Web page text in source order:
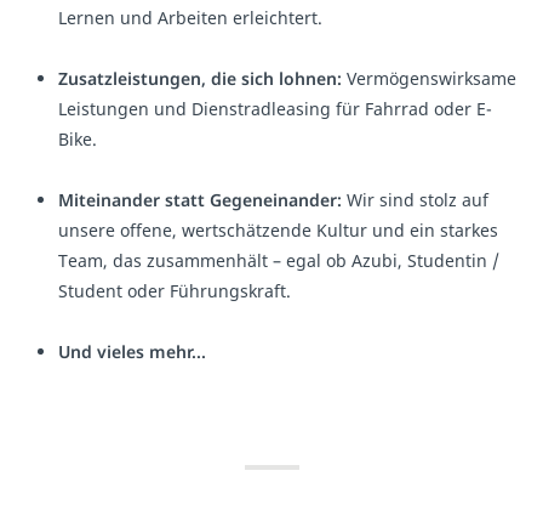
Lernen und Arbeiten erleichtert.
Zusatzleistungen, die sich lohnen: Vermögenswirksame
Leistungen und Dienstradleasing für Fahrrad oder E-
Bike.
Miteinander statt Gegeneinander: Wir sind stolz auf
unsere offene, wertschätzende Kultur und ein starkes
Team, das zusammenhält – egal ob Azubi, Studentin /
Student oder Führungskraft.
Und vieles mehr...